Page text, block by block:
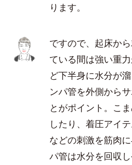
ります。
ですので、起床か
ている間は強い重
ど下半身に水分が
ンパ管を外側から
とがポイント。こ
したり、着圧アイ
などの刺激を筋肉
パ管は水分を回収し